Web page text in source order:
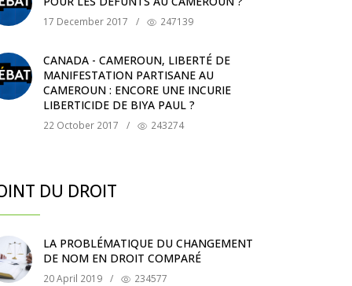
17 December 2017 / 247139
CANADA - CAMEROUN, LIBERTÉ DE
MANIFESTATION PARTISANE AU
CAMEROUN : ENCORE UNE INCURIE
LIBERTICIDE DE BIYA PAUL ?
22 October 2017 / 243274
DU DROIT
LA PROBLÉMATIQUE DU CHANGEMENT
DE NOM EN DROIT COMPARÉ
20 April 2019 / 234577